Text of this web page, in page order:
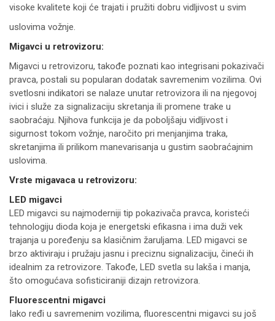
visoke kvalitete koji će trajati i pružiti dobru vidljivost u svim
uslovima vožnje.
Migavci u retrovizoru:
Migavci u retrovizoru, takođe poznati kao integrisani pokazivači
pravca, postali su popularan dodatak savremenim vozilima. Ovi
svetlosni indikatori se nalaze unutar retrovizora ili na njegovoj
ivici i služe za signalizaciju skretanja ili promene trake u
saobraćaju. Njihova funkcija je da poboljšaju vidljivost i
sigurnost tokom vožnje, naročito pri menjanjima traka,
skretanjima ili prilikom manevarisanja u gustim saobraćajnim
uslovima.
Vrste migavaca u retrovizoru:
LED migavci
LED migavci su najmoderniji tip pokazivača pravca, koristeći
tehnologiju dioda koja je energetski efikasna i ima duži vek
trajanja u poređenju sa klasičnim žaruljama. LED migavci se
brzo aktiviraju i pružaju jasnu i preciznu signalizaciju, čineći ih
idealnim za retrovizore. Takođe, LED svetla su lakša i manja,
što omogućava sofisticiraniji dizajn retrovizora.
Fluorescentni migavci
Iako ređi u savremenim vozilima, fluorescentni migavci su još